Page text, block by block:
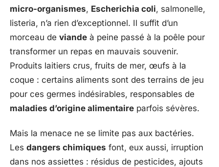
micro-organismes, Escherichia coli, salmonelle,
listeria, n’a rien d’exceptionnel. Il suffit d’un
morceau de viande à peine passé à la poêle pour
transformer un repas en mauvais souvenir.
Produits laitiers crus, fruits de mer, œufs à la
coque : certains aliments sont des terrains de jeu
pour ces germes indésirables, responsables de
maladies d’origine alimentaire parfois sévères.
Mais la menace ne se limite pas aux bactéries.
Les dangers chimiques font, eux aussi, irruption
dans nos assiettes : résidus de pesticides, ajouts